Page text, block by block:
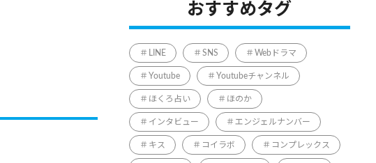
おすすめタグ
LINE SNS Webドラマ
Youtube Youtubeチャンネル
ほくろ占い ほのか
インタビュー エンジェルナンバー
キス コイラボ コンプレックス